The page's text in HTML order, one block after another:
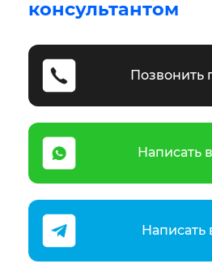
консультантом
Позвонить
Написать
Написать